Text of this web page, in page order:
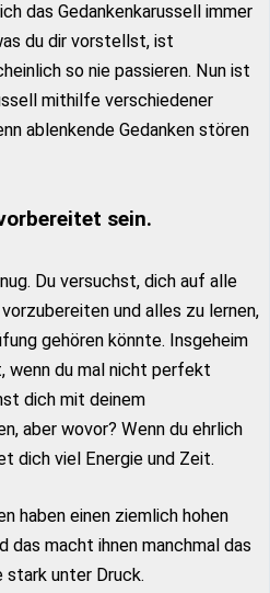
das Gedankenkarussell immer
du dir vorstellst, ist
so nie passieren. Nun ist
mithilfe verschiedener
ablenkende Gedanken stören
sein.
Du versuchst, dich auf alle
und alles zu lernen,
gehören könnte. Insgeheim
wenn du mal nicht perfekt
dich mit deinem
aber wovor? Wenn du ehrlich
dich viel Energie und Zeit.
haben einen ziemlich hohen
das macht ihnen manchmal das
unter Druck.